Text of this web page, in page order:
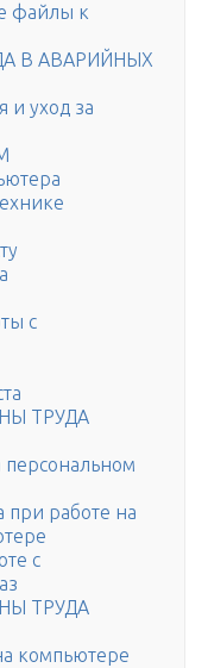
файлы к
В АВАРИЙНЫХ
и уход за
с
ТРУДА
персональном
при работе на
с
ТРУДА
компьютере